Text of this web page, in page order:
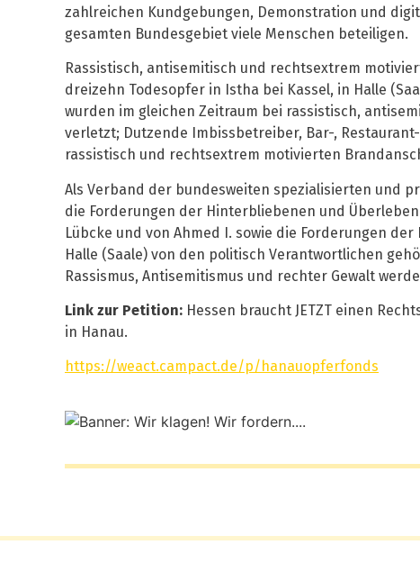
zahlreichen Kundgebungen, Demonstration und
gesamten Bundesgebiet viele Menschen beteiligen.
Rassistisch, antisemitisch und rechtsextrem
dreizehn Todesopfer in Istha bei Kassel, in Halle
wurden im gleichen Zeitraum bei rassistisch,
verletzt; Dutzende Imbissbetreiber, Bar-,
rassistisch und rechtsextrem motivierten
Als Verband der bundesweiten spezialisierten und
die Forderungen der Hinterbliebenen und
Lübcke und von Ahmed I. sowie die Forderungen
Halle (Saale) von den politisch Verantwortlichen
Rassismus, Antisemitismus und rechter Gewalt
Link zur Petition: Hessen braucht JETZT einen
in Hanau.
https://weact.campact.de/p/hanauopferfonds